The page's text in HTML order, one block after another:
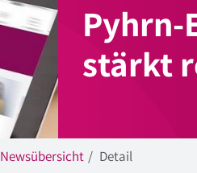
Pyhrn-
stärkt
Newsübersicht Detail